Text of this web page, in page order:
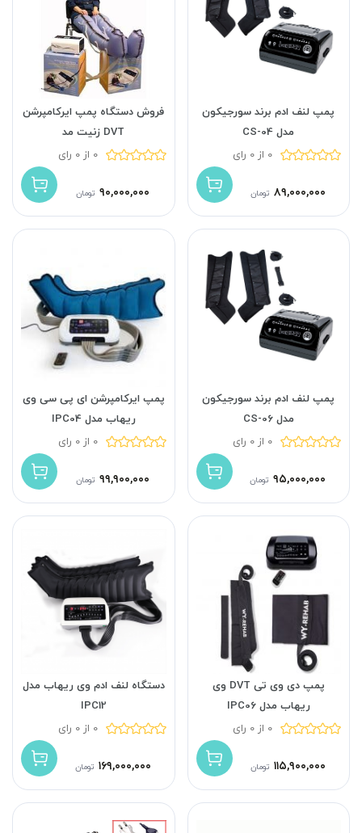
پمپ لنف ادم برند سورجیکون
مدل CS-04
0 از 0 رای
۸۹,۰۰۰,۰۰۰ تومان
فروش دستگاه پمپ ایرکامپرشن
DVT زنیت مد
0 از 0 رای
۹۰,۰۰۰,۰۰۰ تومان
پمپ لنف ادم برند سورجیکون
مدل CS-06
0 از 0 رای
۹۵,۰۰۰,۰۰۰ تومان
پمپ ایرکامپرشن ای پی سی وی
ریهاب مدل IPC04
0 از 0 رای
۹۹,۹۰۰,۰۰۰ تومان
پمپ دی وی تی DVT وی
ریهاب مدل IPC06
0 از 0 رای
۱۱۵,۹۰۰,۰۰۰ تومان
دستگاه لنف ادم وی ریهاب مدل
IPC12
0 از 0 رای
۱۶۹,۰۰۰,۰۰۰ تومان